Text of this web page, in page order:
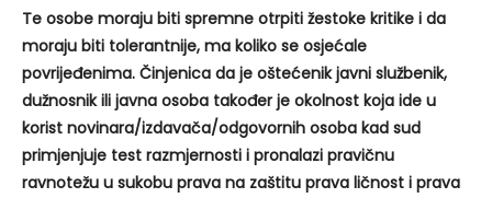
Te osobe moraju biti spremne otrpiti žestoke kritike i da
moraju biti tolerantnije, ma koliko se osjećale
povrijeđenima. Činjenica da je oštećenik javni službenik,
dužnosnik ili javna osoba također je okolnost koja ide u
korist novinara/izdavača/odgovornih osoba kad sud
primjenjuje test razmjernosti i pronalazi pravičnu
ravnotežu u sukobu prava na zaštitu prava ličnost i prava